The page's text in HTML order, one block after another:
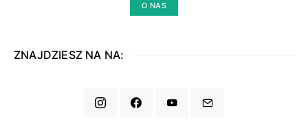
O NAS
ZNAJDZIESZ NA NA: